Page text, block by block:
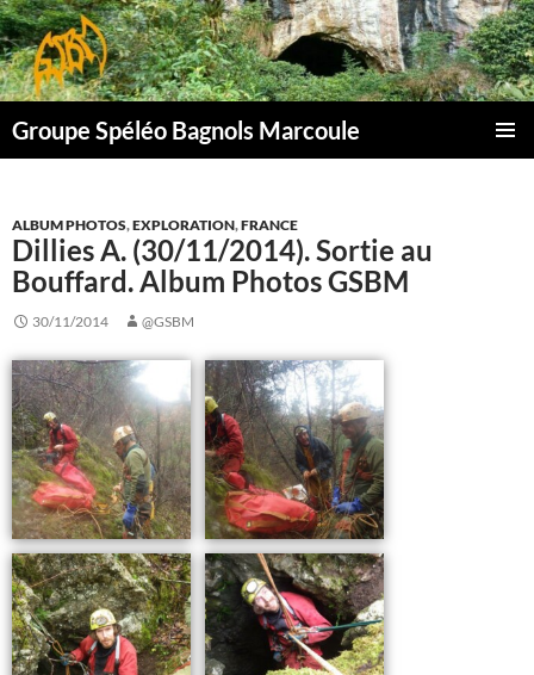
Aller
au
contenu
Groupe Spéléo Bagnols Marcoule
ALBUM PHOTOS,EXPLORATION,FRANCE
Dillies A. (30/11/2014). Sortie au
Bouffard. Album Photos GSBM
30/11/2014 @GSBM